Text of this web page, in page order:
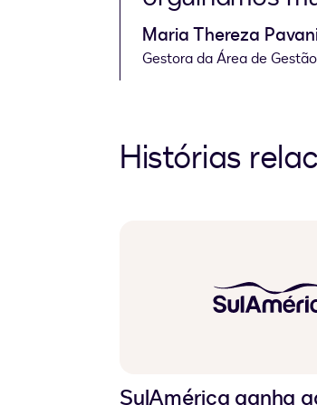
Maria Thereza
Gestora da Área de
Histórias
SulAmérica ganha